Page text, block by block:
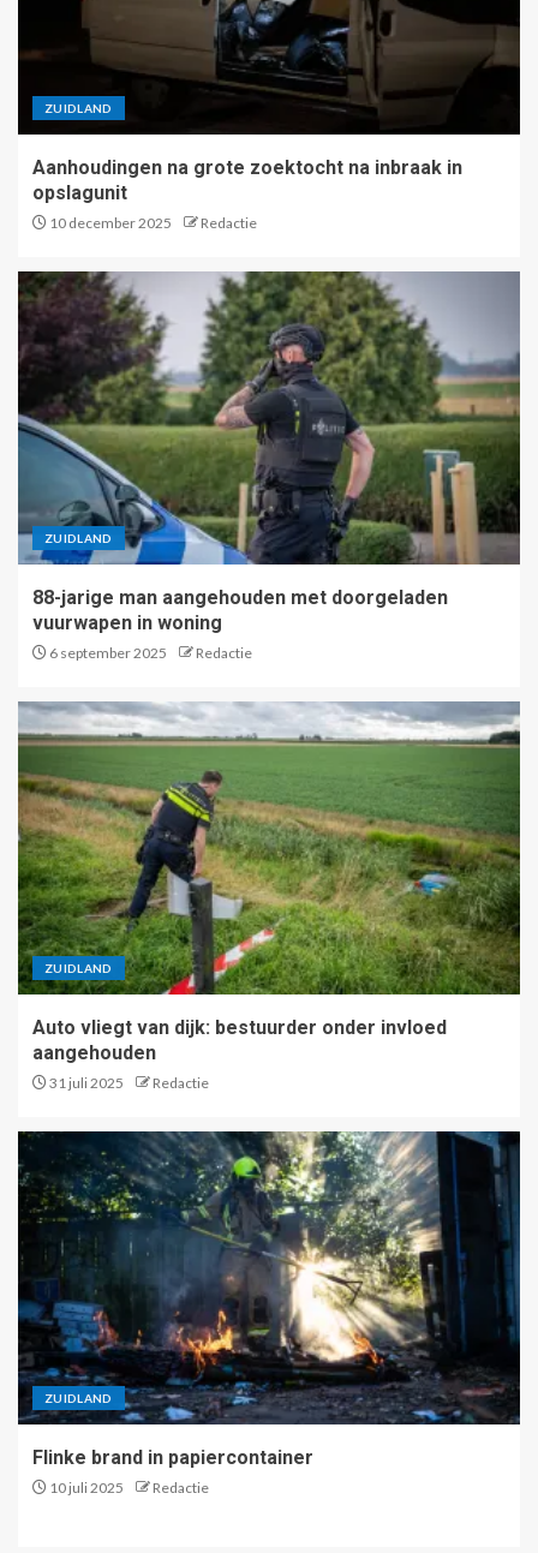
ZUIDLAND
Aanhoudingen na grote zoektocht na inbraak in
opslagunit
10 december 2025 Redactie
ZUIDLAND
88-jarige man aangehouden met doorgeladen
vuurwapen in woning
6 september 2025 Redactie
ZUIDLAND
Auto vliegt van dijk: bestuurder onder invloed
aangehouden
31 juli 2025 Redactie
ZUIDLAND
Flinke brand in papiercontainer
10 juli 2025 Redactie